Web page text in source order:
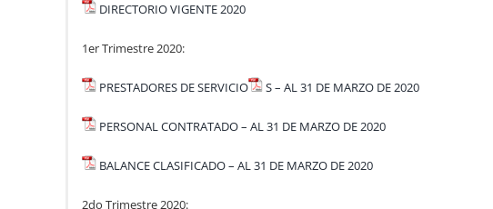
DIRECTORIO VIGENTE 2020
1er Trimestre 2020:
PRESTADORES DE SERVICIO S – AL 31 DE MARZO DE 2020
PERSONAL CONTRATADO – AL 31 DE MARZO DE 2020
BALANCE CLASIFICADO – AL 31 DE MARZO DE 2020
2do Trimestre 2020: